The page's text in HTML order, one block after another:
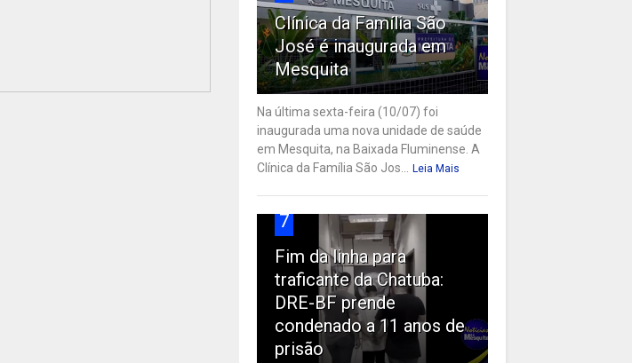
Clínica da Família São
José é inaugurada em
Mesquita
Na última sexta-feira (10/07) foi
inaugurada uma nova unidade de saúde
em Mesquita, na Baixada Fluminense. A
Clínica da Família São Jos... Leia Mais
7
Fim da linha para
traficante da Chatuba:
DRE-BF prende
condenado a 11 anos de
prisão